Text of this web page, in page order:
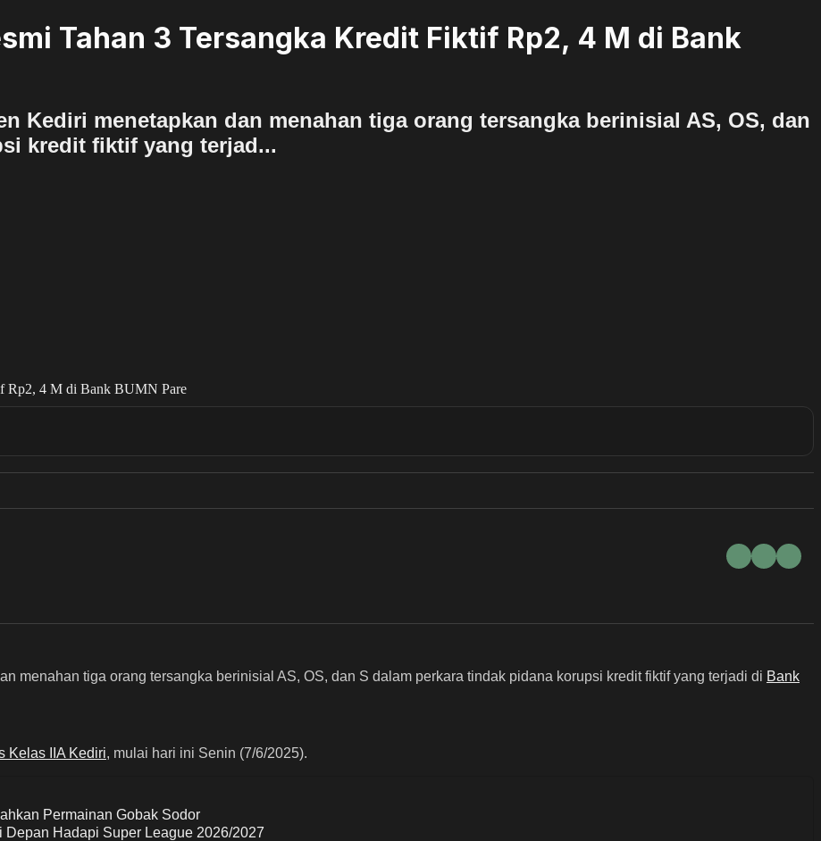
Tahan 3 Tersangka Kredit Fiktif Rp2, 4 M di Bank
Kediri menetapkan dan menahan tiga orang tersangka berinisial AS, OS, dan
kredit fiktif yang terjad...
menahan tiga orang tersangka berinisial AS, OS, dan S dalam perkara tindak pidana korupsi kredit fiktif yang terjadi di Bank
Kelas IIA Kediri, mulai hari ini Senin (7/6/2025).
Permainan Gobak Sodor
Hadapi Super League 2026/2027